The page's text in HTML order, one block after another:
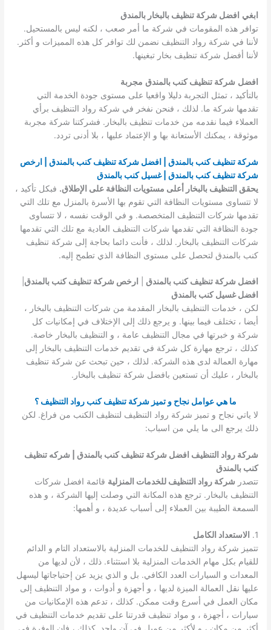
ابغي افضل شركة تنظيف بالبخار بالمندق
توافر هذه المقومات في شركة ما أمر صعب ، لكنه ليس بالمستحيل.
لأننا في شركة رواد التنظيف نضمن لك توافر كل هذه المميزات و أكثر.
لأننا أفضل شركة تنظيف بخار تبغينها.
افضل شركة تنظيف كنب بالمندق مجربة
بالتأكيد ، تمثل التجربة دليلا واقعيا على مستوى جودة الخدمة التي
تقدمها شركة ما. لذلك ، فنحن نفخر في شركة رواد التنظيف برأي
العملاء فيما نقدمه من خدمات تنظيف بالبخار. فشركتنا شركة مجربة
موثوقة ، يمكنك الأستعانة بها و الإعتماد عليها ، بلا أدنى تردد.
شركة تنظيف كنب بالمندق | افضل شركة تنظيف كنب بالمندق | ارخص
شركة تنظيف كنب بالمندق | غسيل كنب بالمندق
يحقق التنظيف بالبخار أعلى مستويات النظافة على الإطلاق. فبكل تأكيد ،
لا تتساوى مستويات النظافة التي تقوم بها الأسرة بالمنزل مع تلك التي
تقدمها شركات التنظيف المتخصصة. و في الوقت نفسه ، لا تتساوى
جودة النظافة التي تقدمها شركات التنظيف العادية مع تلك التي تقدمها
شركات التنظيف بالبخار. لذلك ، فأنت دائما بحاجة إلى شركة تنظيف
كنب بالمندق لتحصل على مستوى النظافة الذي تطمح إليه.
افضل شركة تنظيف كنب بالمندق ارخص شركة تنظيف كنب بالمندق
افضل غسيل كنب بالمندق
لكن ، خدمات التنظيف بالبخار المقدمة من شركات التنظيف بالبخار ،
أيضا ، تختلف فيما بينها. و يرجع ذلك إلى الإختلاف في إمكانيات كل
شركة و خبرتها في مجال التنظيف عامة ، و التنظيف بالبخار خاصة.
كذلك ، ترجع مهارة كل شركة في تقديم خدمات التنظيف بالبخار إلى
مهارة العمالة لدى هذه الشركة. لذلك ، حين تبحث عن شركة تنظيف
بالبخار ، عليك أن تستعين بافضل شركة تنظيف بالبخار.
ما هي عوامل نجاح و تميز شركة تنظيف كنب رواد التنظيف ؟
لا ياتي نجاح و تميز شركة رواد التنظيف لتنظيف الكنب من فراغ. لكن
ذلك يرجع الى ما يلي من اسباب:
شركة رواد التنظيف افضل شركة تنظيف كنب بالمندق | شركه تنظيف
كنب بالمندق
تتصدر شركة رواد التنظيف للخدمات المنزلية قائمة افضل شركات
التنظيف بالبخار. ترجع هذه المكانة التي وصلت إليها الشركة ، و هذه
السمعة الطيبة بين العملاء إلى أسباب عديدة ، و أهمها:
1.
الاستعداد الكامل
تتميز شركة رواد التنظيف للخدمات المنزلية بالاستعداد التام و الدائم
للقيام بكل مهام الخدمات المنزلية بلا استثناء. ذلك ، لأن لديها من
المعدات و السيارات العدد الكافي. بل و الذي يزيد عن إحتياجاتها ليسهل
عليها نقل العمالة الميزة لديها ، و أجهزة و أدوات ، و مواد التنظيف إلى
مكان العمل في أسرع وقت ممكن. كذلك ، تدعم هذه الإمكانيات من
سيارات ، أجهزة ، و مواد تنظيف قدرتنا على تقديم خدمات التنظيف في